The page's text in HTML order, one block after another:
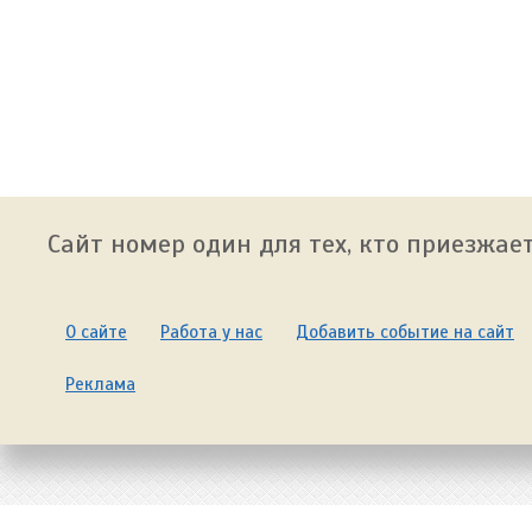
Сайт номер один для тех, кто
О сайте Работа у нас Добавить событие на сайт
Реклама